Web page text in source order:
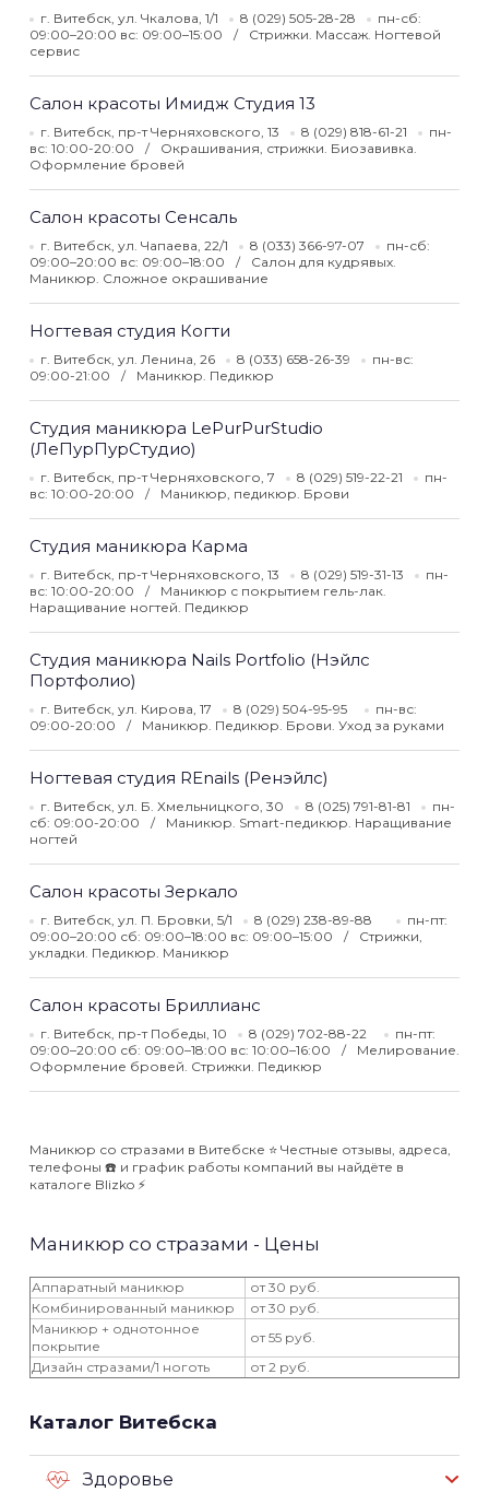
г. Витебск, ул. Чкалова, 1/1 8 (029) 505-28-28
пн-сб:
09:00–20:00 вс: 09:00–15:00
Стрижки. Массаж. Ногтевой
сервис
Салон красоты Имидж Студия 13
г. Витебск, пр-т Черняховского, 13 8 (029) 818-61-21
пн-
вс: 10:00-20:00
Окрашивания, стрижки. Биозавивка.
Оформление бровей
Салон красоты Сенсаль
г. Витебск, ул. Чапаева, 22/1 8 (033) 366-97-07
пн-сб:
09:00–20:00 вс: 09:00–18:00
Салон для кудрявых.
Маникюр. Сложное окрашивание
Ногтевая студия Когти
г. Витебск, ул. Ленина, 26 8 (033) 658-26-39
пн-вс:
09:00-21:00
Маникюр. Педикюр
Студия маникюра LePurPurStudio
(ЛеПурПурСтудио)
г. Витебск, пр-т Черняховского, 7 8 (029) 519-22-21
пн-
вс: 10:00-20:00
Маникюр, педикюр. Брови
Студия маникюра Карма
г. Витебск, пр-т Черняховского, 13 8 (029) 519-31-13
пн-
вс: 10:00-20:00
Маникюр с покрытием гель-лак.
Наращивание ногтей. Педикюр
Студия маникюра Nails Portfolio (Нэйлс
Портфолио)
г. Витебск, ул. Кирова, 17 8 (029) 504-95-95
пн-вс:
09:00-20:00
Маникюр. Педикюр. Брови. Уход за руками
Ногтевая студия REnails (Ренэйлс)
г. Витебск, ул. Б. Хмельницкого, 30 8 (025) 791-81-81
пн-
сб: 09:00-20:00
Маникюр. Smart-педикюр. Наращивание
ногтей
Салон красоты Зеркало
г. Витебск, ул. П. Бровки, 5/1 8 (029) 238-89-88
пн-пт:
09:00–20:00 сб: 09:00–18:00 вс: 09:00–15:00
Стрижки,
укладки. Педикюр. Маникюр
Салон красоты Бриллианс
г. Витебск, пр-т Победы, 10 8 (029) 702-88-22
пн-пт:
09:00–20:00 сб: 09:00–18:00 вс: 10:00–16:00
Мелирование.
Оформление бровей. Стрижки. Педикюр
Маникюр со стразами в Витебске ⭐️ Честные отзывы, адреса,
телефоны ☎️ и график работы компаний вы найдёте в
каталоге Blizko ⚡️
Маникюр со стразами - Цены
Аппаратный маникюр
от 30 руб.
Комбинированный маникюр
от 30 руб.
Маникюр + однотонное
покрытие
от 55 руб.
Дизайн стразами/1 ноготь
от 2 руб.
Каталог Витебска
Здоровье